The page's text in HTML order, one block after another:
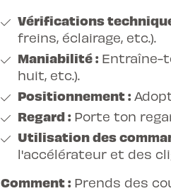
Vérifications
freins, éclairage, etc.).
Maniabilité : Entraîne-
huit, etc.).
Positionnement :
Regard : Porte ton
Utilisation des
l'accélérateur et des
Comment : Prends des